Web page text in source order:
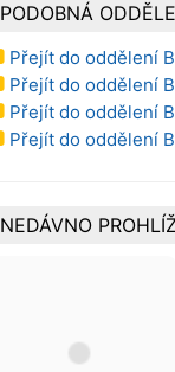
PODOBNÁ
Přejít do oddělení
Přejít do oddělení
Přejít do oddělení
Přejít do oddělení
NEDÁVNO